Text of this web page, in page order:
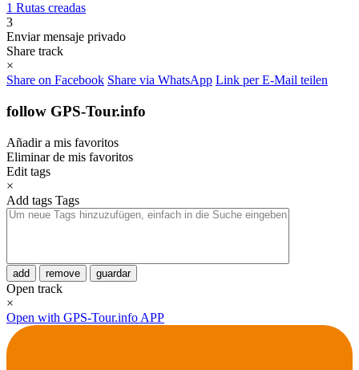
1 Rutas creadas
3
Enviar mensaje privado
Share track
×
Share on Facebook Share via WhatsApp Link per E-Mail teilen
follow GPS-Tour.info
Añadir a mis favoritos
Eliminar de mis favoritos
Edit tags
×
Add tags Tags
add remove guardar
Open track
×
Open with GPS-Tour.info APP